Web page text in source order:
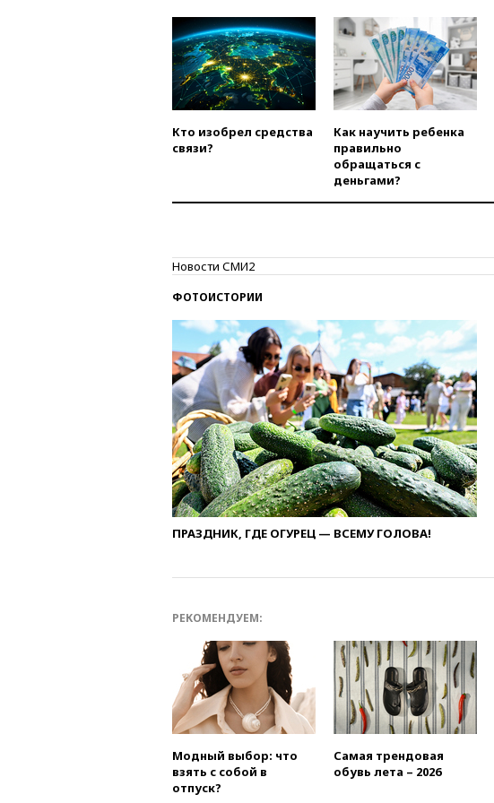
Кто изобрел средства
связи?
Как научить ребенка
правильно
обращаться с
деньгами?
Новости СМИ2
ФОТОИСТОРИИ
ПРАЗДНИК, ГДЕ ОГУРЕЦ — ВСЕМУ ГОЛОВА!
РЕКОМЕНДУЕМ:
Модный выбор: что
взять с собой в
отпуск?
Самая трендовая
обувь лета – 2026